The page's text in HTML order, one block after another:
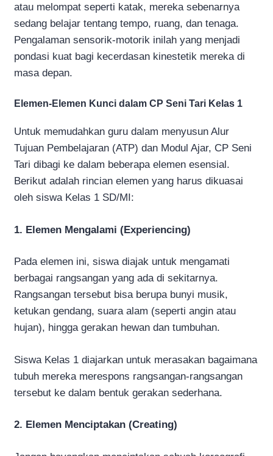
atau melompat seperti katak, mereka sebenarnya
sedang belajar tentang tempo, ruang, dan tenaga.
Pengalaman sensorik-motorik inilah yang menjadi
pondasi kuat bagi kecerdasan kinestetik mereka di
masa depan.
Elemen-Elemen Kunci dalam CP Seni Tari Kelas 1
Untuk memudahkan guru dalam menyusun Alur
Tujuan Pembelajaran (ATP) dan Modul Ajar, CP Seni
Tari dibagi ke dalam beberapa elemen esensial.
Berikut adalah rincian elemen yang harus dikuasai
oleh siswa Kelas 1 SD/MI:
1. Elemen Mengalami (Experiencing)
Pada elemen ini, siswa diajak untuk mengamati
berbagai rangsangan yang ada di sekitarnya.
Rangsangan tersebut bisa berupa bunyi musik,
ketukan gendang, suara alam (seperti angin atau
hujan), hingga gerakan hewan dan tumbuhan.
Siswa Kelas 1 diajarkan untuk merasakan bagaimana
tubuh mereka merespons rangsangan-rangsangan
tersebut ke dalam bentuk gerakan sederhana.
2. Elemen Menciptakan (Creating)